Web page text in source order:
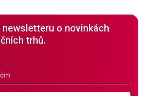
o novinkách
trhů.